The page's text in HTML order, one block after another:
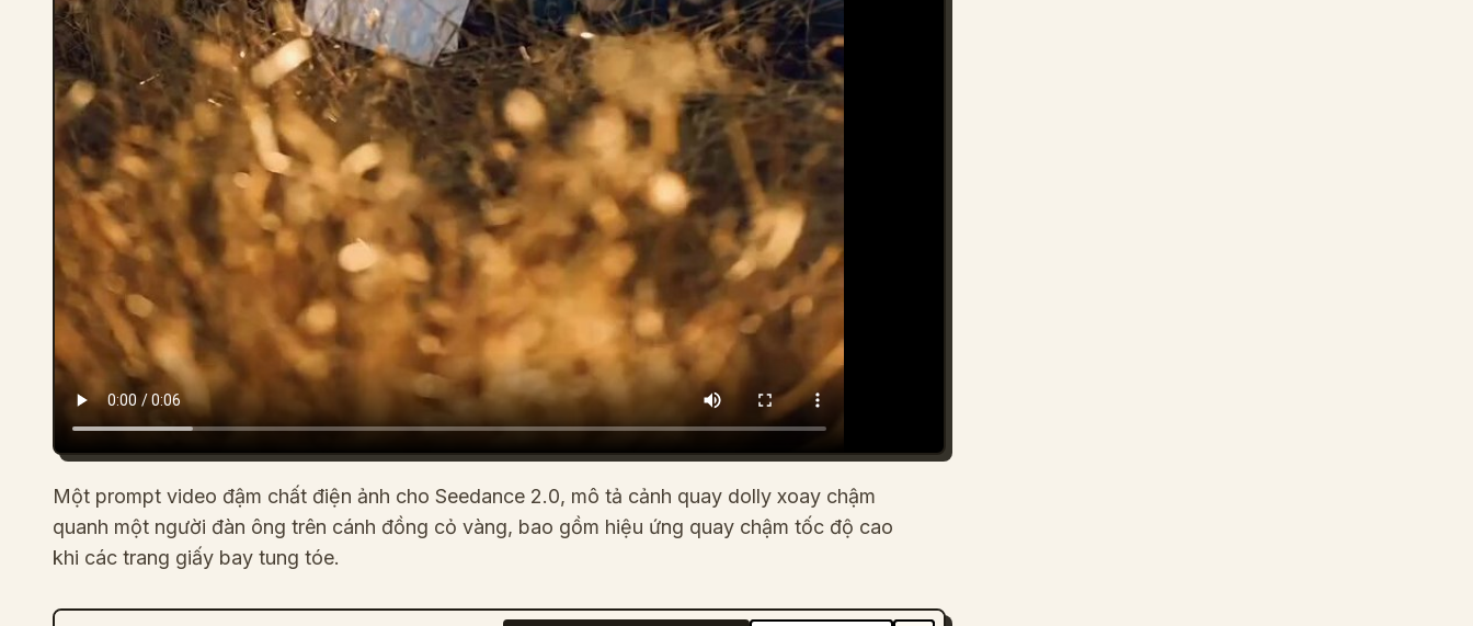
Một prompt video đậm chất điện ảnh cho Seedance 2.0, mô tả cảnh quay dolly xoay chậm
quanh một người đàn ông trên cánh đồng cỏ vàng, bao gồm hiệu ứng quay chậm tốc độ cao
khi các trang giấy bay tung tóe.